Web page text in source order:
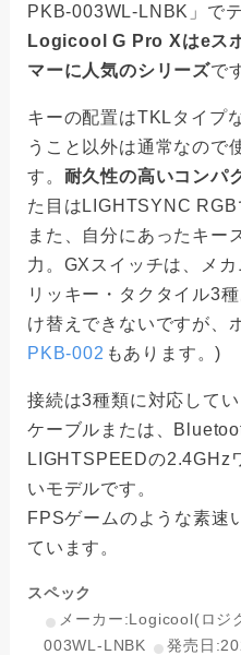
PKB-003WL-LNBK」で
Logicool G Pro Xはeス
マーに人気のシリーズで
キーの配置はTKLタイプ
うこと以外は通常なので
す。 耐久性の高いコンパ
た目はLIGHTSYNC RGB
また、自分にあったキー
力。GXスイッチは、メ
リッキー・タクタイル3
け替えできないですが、
PKB-002 もあります。)
接続は3種類に対応して
ケーブルまたは、
LIGHTSPEEDの2.4GHz
いモデルです。
FPSゲームのような素速
ています。
スペック
メーカー:Logicool(ロジ
003WL-LNBK
発売日